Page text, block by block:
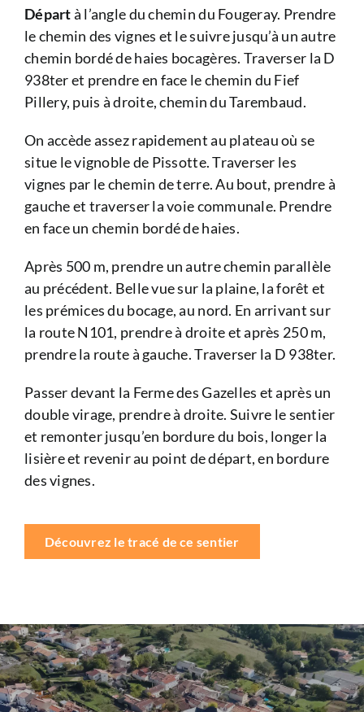
Départà l’angle du chemin du Fougeray. Prendre
le chemin des vignes et le suivre jusqu’à un autre
chemin bordé de haies bocagères. Traverser la D
938ter et prendre en face le chemin du Fief
Pillery, puis à droite, chemin du Tarembaud.
On accède assez rapidement au plateau où se
situe le vignoble de Pissotte. Traverser les
vignes par le chemin de terre. Au bout, prendre à
gauche et traverser la voie communale. Prendre
en face un chemin bordé de haies.
Après 500 m, prendre un autre chemin parallèle
au précédent. Belle vue sur la plaine, la forêt et
les prémices du bocage, au nord. En arrivant sur
la route N101, prendre à droite et après 250 m,
prendre la route à gauche. Traverser la D 938ter.
Passer devant la Ferme des Gazelles et après un
double virage, prendre à droite. Suivre le sentier
et remonter jusqu’en bordure du bois, longer la
lisière et revenir au point de départ, en bordure
des vignes.
Découvrez le tracé de ce sentier